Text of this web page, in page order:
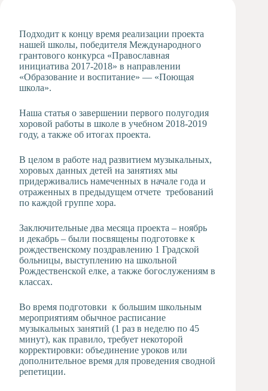
Музыкальное
отделение
Психологическая
Служба
Подходит к концу время реализации проекта
нашей школы, победителя Международного
грантового конкурса «Православная
инициатива 2017-2018» в направлении
«Образование и воспитание» — «Поющая
школа».
Наша статья о завершении первого полугодия
хоровой работы в школе в учебном 2018-2019
году, а также об итогах проекта.
В целом в работе над развитием музыкальных,
хоровых данных детей на занятиях мы
придерживались намеченных в начале года и
отраженных в предыдущем отчете требований
по каждой группе хора.
Заключительные два месяца проекта – ноябрь
и декабрь – были посвящены подготовке к
рождественскому поздравлению 1 Градской
больницы, выступлению на школьной
Рождественской елке, а также богослужениям в
классах.
Во время подготовки к большим школьным
мероприятиям обычное расписание
музыкальных занятий (1 раз в неделю по 45
минут), как правило, требует некоторой
корректировки: объединение уроков или
дополнительное время для проведения сводной
репетиции.